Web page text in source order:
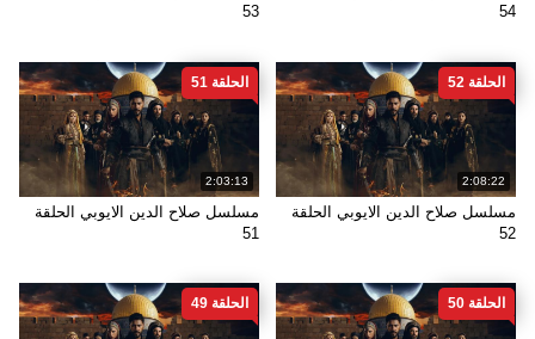
54
53
2:08:22
الحلقة 52
مسلسل صلاح الدين الايوبي الحلقة
52
2:03:13
الحلقة 51
مسلسل صلاح الدين الايوبي الحلقة
51
الحلقة 50 الحلقة 49